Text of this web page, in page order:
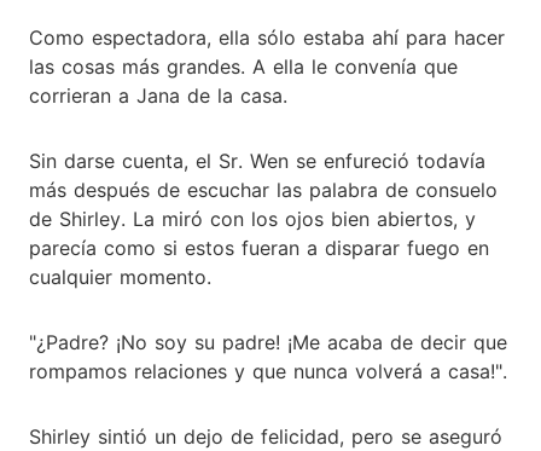
Como espectadora, ella sólo estaba ahí para hacer
las cosas más grandes. A ella le convenía que
corrieran a Jana de la casa.
Sin darse cuenta, el Sr. Wen se enfureció todavía
más después de escuchar las palabra de consuelo
de Shirley. La miró con los ojos bien abiertos, y
parecía como si estos fueran a disparar fuego en
cualquier momento.
"¿Padre? ¡No soy su padre! ¡Me acaba de decir que
rompamos relaciones y que nunca volverá a casa!".
Shirley sintió un dejo de felicidad, pero se aseguró